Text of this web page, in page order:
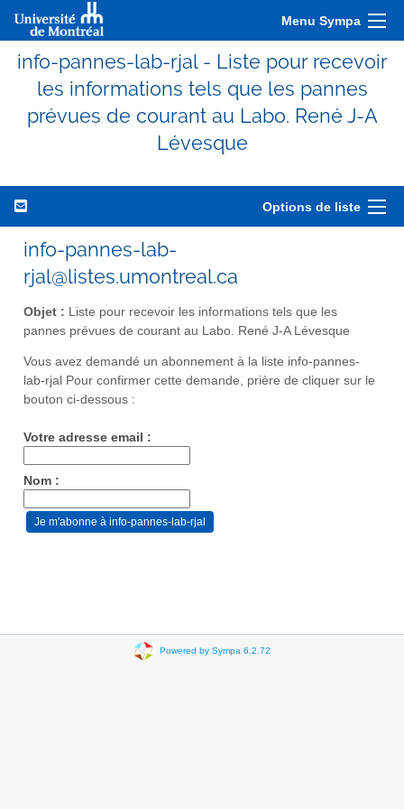
Menu Sympa
info-pannes-lab-rjal - Liste pour recevoir
les informations tels que les pannes
prévues de courant au Labo. René J-A
Lévesque
Options de liste
info-pannes-lab-
rjal@listes.umontreal.ca
Objet : Liste pour recevoir les informations tels que les
pannes prévues de courant au Labo. René J-A Lévesque
Vous avez demandé un abonnement à la liste info-pannes-
lab-rjal Pour confirmer cette demande, prière de cliquer sur le
bouton ci-dessous :
Votre adresse email :
Nom :
Powered by Sympa 6.2.72